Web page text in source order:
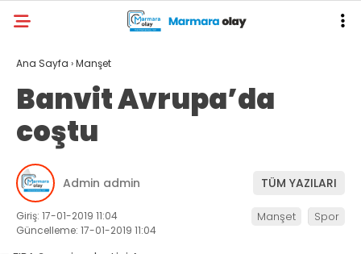
Ana Sayfa ›Manşet
Banvit Avrupa’da
coştu
Admin admin TÜM YAZILARI
Giriş: 17-01-2019 11:04
Güncelleme: 17-01-2019 11:04
Manşet Spor